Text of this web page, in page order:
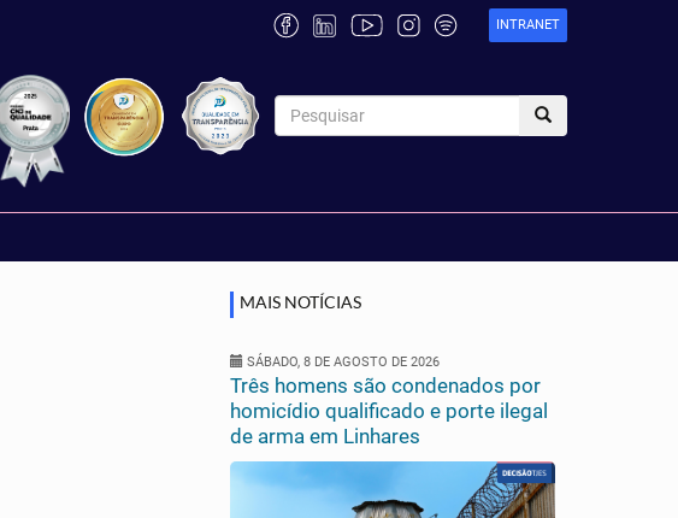
INTRANET
MAIS NOTÍCIAS
SÁBADO, 8 DE AGOSTO DE 2026
Três homens são condenados por
homicídio qualificado e porte ilegal
de arma em Linhares